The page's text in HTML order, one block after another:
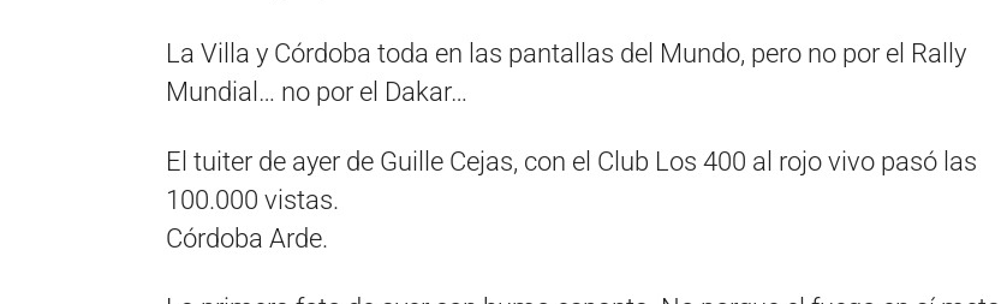
La Villa y Córdoba toda en las pantallas del Mundo, pero no por el Rally
Mundial… no por el Dakar…
El tuiter de ayer de Guille Cejas, con el Club Los 400 al rojo vivo pasó las
100.000 vistas.
Córdoba Arde.